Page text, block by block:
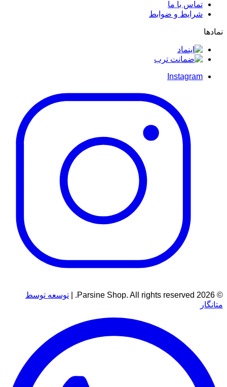
تماس با ما
شرایط و ضوابط
نمادها
Instagram
© 2026 Parsine Shop. All rights reserved. |
توسعه توسط
متانگار